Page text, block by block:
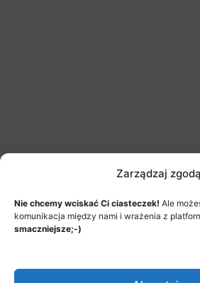
Zarządzaj zgodą
Nie chcemy wciskać Ci ciasteczek! Ale
komunikacja między nami i wrażenia z
smaczniejsze;-)